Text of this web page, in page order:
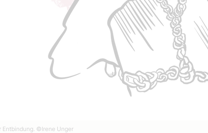
Entbindung. ©Irene Unger